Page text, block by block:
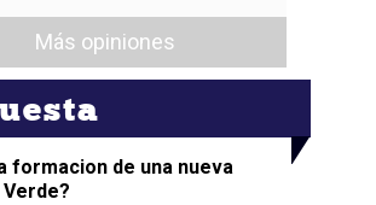
Más opiniones
formacion de una nueva
Verde?